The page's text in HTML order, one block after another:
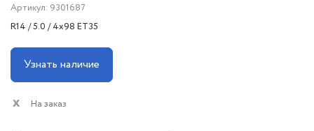
Артикул: 9301687
R14 / 5.0 / 4x98 ET35
Узнать наличие
На заказ